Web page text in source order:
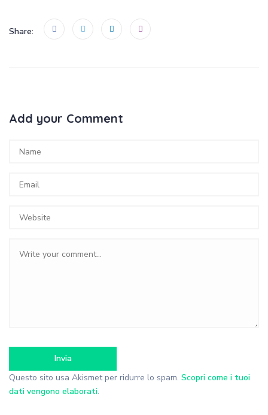
Share:
Add your Comment
Questo sito usa Akismet per ridurre lo spam. Scopri come i tuoi
dati vengono elaborati.